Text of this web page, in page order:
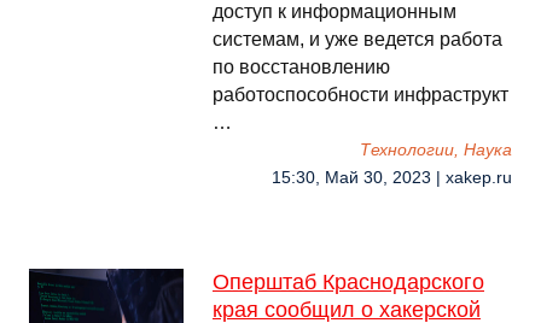
доступ к информационным
системам, и уже ведется работа
по восстановлению
работоспособности инфраструкт
…
Технологии, Наука
15:30, Май 30, 2023 | xakep.ru
Оперштаб Краснодарского
края сообщил о хакерской